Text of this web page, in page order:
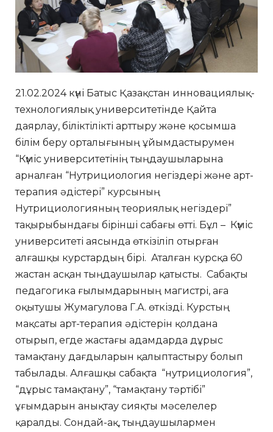
21.02.2024 күні Батыс Қазақстан инновациялық-
технологиялық университетінде Қайта
даярлау, біліктілікті арттыру және қосымша
білім беру орталығының ұйымдастырумен
“Күміс университетінің тыңдаушыларына
арналған “Нутрициология негіздері және арт-
терапия әдістері” курсының
Нутрициологияның теориялық негіздері”
тақырыбындағы бірінші сабағы өтті. Бұл – Күміс
университеті аясында өткізіліп отырған
алғашқы курстардың бірі. Аталған курсқа 60
жастан асқан тыңдаушылар қатысты. Сабақты
педагогика ғылымдарының магистрі, аға
оқытушы Жумагулова Г.А. өткізді. Курстың
мақсаты арт-терапия әдістерін қолдана
отырып, егде жастағы адамдарда дұрыс
тамақтану дағдыларын қалыптастыру болып
табылады. Алғашқы сабақта “нутрициология”,
“дұрыс тамақтану”, “тамақтану тәртібі”
ұғымдарын анықтау сияқты мәселелер
қаралды. Сондай-ақ, тыңдаушылармен